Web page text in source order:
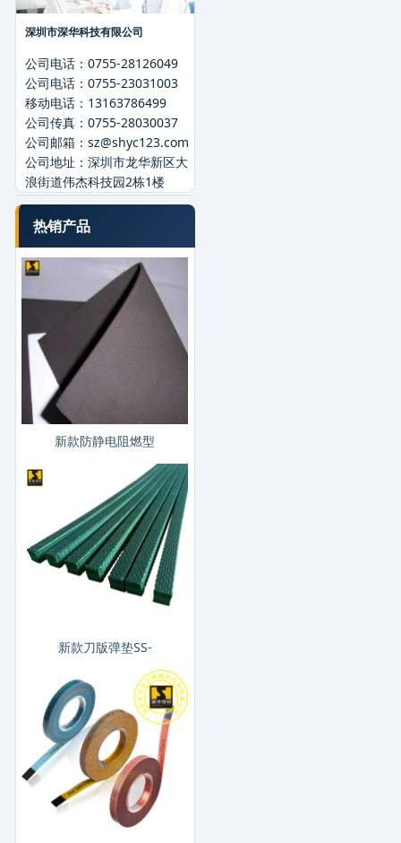
深圳市深华科技有限公司
公司电话： 0755-28126049
公司电话： 0755-23031003
移动电话： 13163786499
公司传真： 0755-28030037
公司邮箱： sz@shyc123.com
公司地址： 深圳市龙华新区大
浪街道伟杰科技园2栋1楼
热销产品
新款防静电阻燃型
新款刀版弹垫SS-